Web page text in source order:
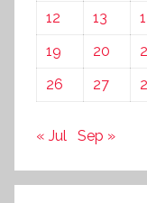
12
13
19
20
26
27
« Jul Sep »